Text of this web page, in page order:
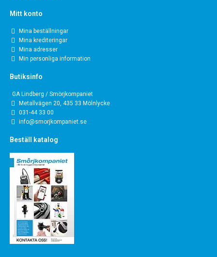
Mitt konto
Mina beställningar
Mina krediteringar
Mina adresser
Min personliga information
Butiksinfo
GA Lindberg / Smörjkompaniet
Metallvägen 20, 435 33 Mölnlycke
031-44 33 00
info@smorjkompaniet.se
Beställ katalog